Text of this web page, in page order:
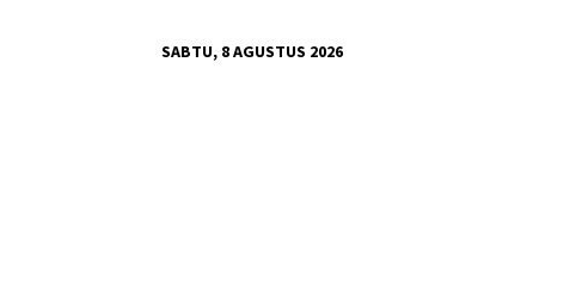
SABTU, 8 AGUSTUS 2026